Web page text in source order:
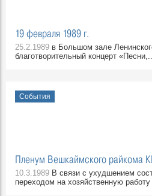
19 февраля 1989 г.
25.2.1989 в Большом зале
благотворительный концерт
События
Пленум Вешкаймского райкома
10.3.1989 В связи с ухудшением
переходом на хозяйственную